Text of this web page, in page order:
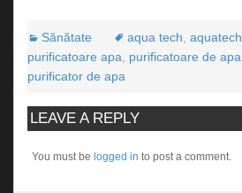
Sănătate aqua tech aquatech
purificatoare apa
purificatoare de apa
purificator de apa
LEAVE A REPLY
You must be logged in to post a comment.